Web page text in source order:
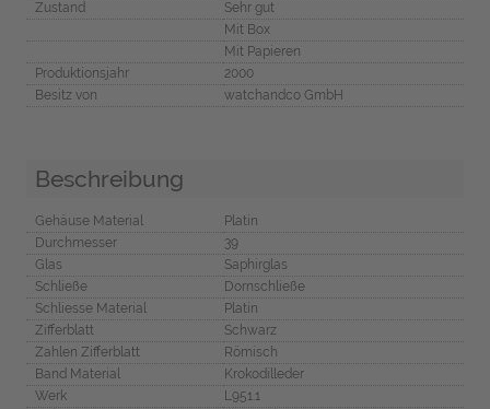
Zustand
Sehr gut
Mit Box
Mit Papieren
Produktionsjahr
2000
Besitz von
watchandco GmbH
Beschreibung
Gehäuse Material
Platin
Durchmesser
39
Glas
Saphirglas
Schließe
Dornschließe
Schliesse Material
Platin
Zifferblatt
Schwarz
Zahlen Zifferblatt
Römisch
Band Material
Krokodilleder
Werk
L951.1